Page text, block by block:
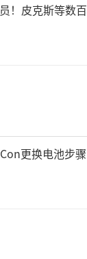
！皮克斯等数百
更换电池步骤